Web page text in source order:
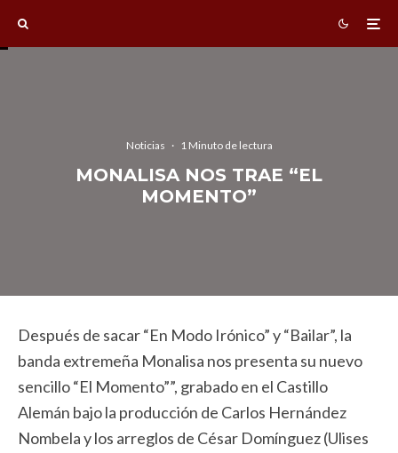
Noticias · 1 Minuto de lectura
MONALISA NOS TRAE “EL
MOMENTO”
Después de sacar “En Modo Irónico” y “Bailar”, la
banda extremeña Monalisa nos presenta su nuevo
sencillo “El Momento””, grabado en el Castillo
Alemán bajo la producción de Carlos Hernández
Nombela y los arreglos de César Domínguez (Ulises